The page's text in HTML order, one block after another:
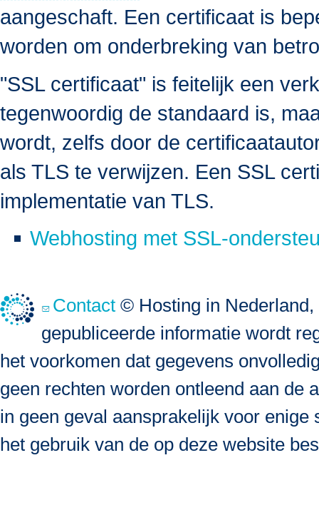
aangeschaft. Een certificaat is
worden om onderbreking van
"SSL certificaat" is feitelijk een
tegenwoordig de standaard is,
wordt, zelfs door de
als TLS te verwijzen. Een SSL
implementatie van TLS.
Webhosting met SSL-
Contact © Hosting in
gepubliceerde informatie wordt
het voorkomen dat gegevens
geen rechten worden ontleend aan de
in geen geval aansprakelijk voor
het gebruik van de op deze website